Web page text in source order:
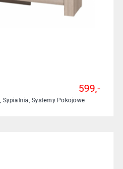
Sypialnia ,Systemy Pokojowe
599,-